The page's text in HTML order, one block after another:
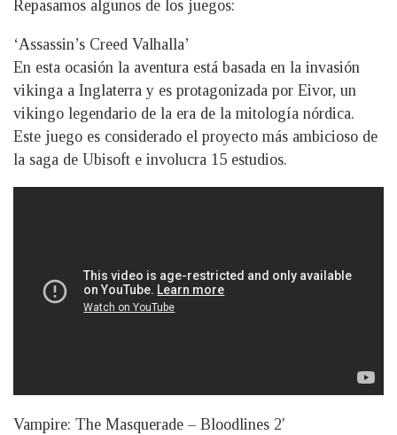
Repasamos algunos de los juegos:
‘Assassin’s Creed Valhalla’
En esta ocasión la aventura está basada en la invasión
vikinga a Inglaterra y es protagonizada por Eivor, un
vikingo legendario de la era de la mitología nórdica.
Este juego es considerado el proyecto más ambicioso de
la saga de Ubisoft e involucra 15 estudios.
Vampire: The Masquerade – Bloodlines 2′